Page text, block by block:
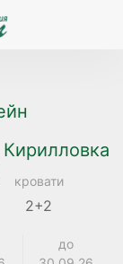
кровати
2+2
до